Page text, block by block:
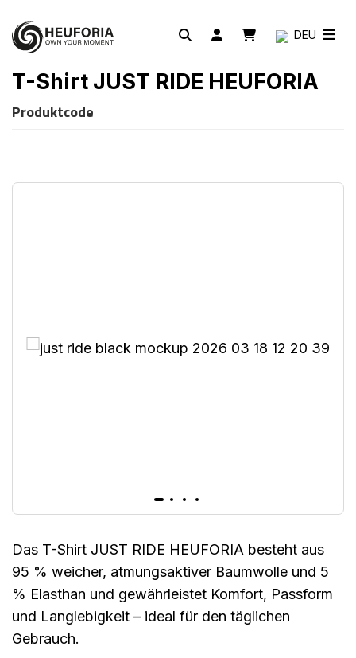
DEU
T-Shirt JUST RIDE HEUFORIA
Produktcode
Das T-Shirt JUST RIDE HEUFORIA besteht aus
95 % weicher, atmungsaktiver Baumwolle und 5
% Elasthan und gewährleistet Komfort, Passform
und Langlebigkeit – ideal für den täglichen
Gebrauch.